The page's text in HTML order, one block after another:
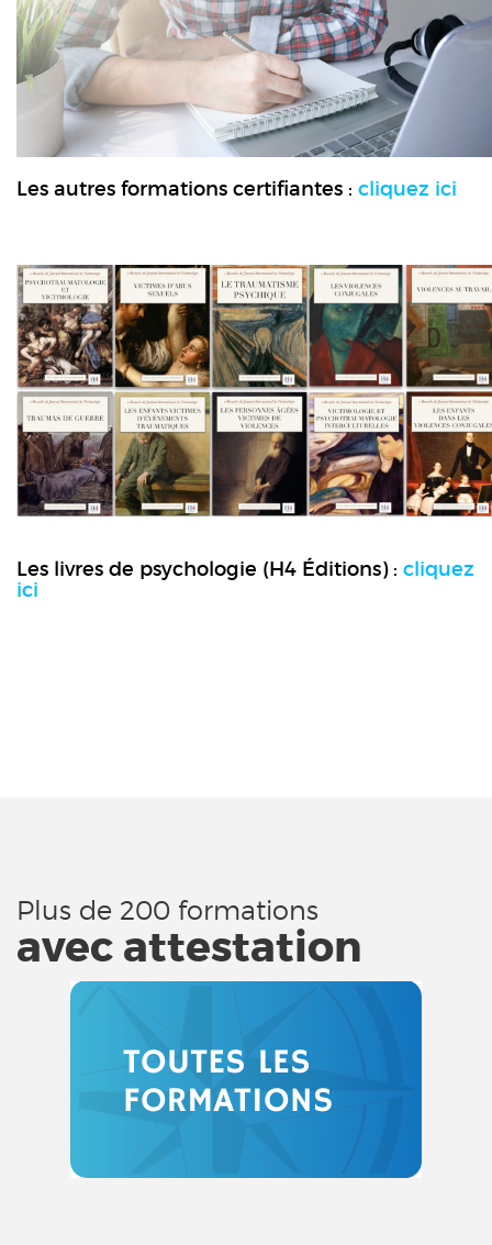
Les autres formations certifiantes : cliquez ici
Les livres de psychologie (H4 Éditions) : cliquez
ici
Plus de 200 formations
avec attestation